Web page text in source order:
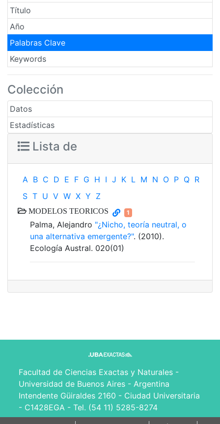
Título
Año
Palabras Clave
Keywords
Colección
Datos
Estadísticas
Lista de
A B C D E F G H I J K L M N O P Q R
S T U V W X Y Z
MODELOS TEORICOS 1
Palma, Alejandro "¿Nicho, teoría neutral, o
una alternativa emergente?". (2010).
Ecología Austral. 020(01)
Facultad de Ciencias Exactas y Naturales -
Universidad de Buenos Aires - Argentina
Intendente Güiraldes 2160 - Ciudad Universitaria
- C1428EGA - Tel. (54 11) 5285-8274